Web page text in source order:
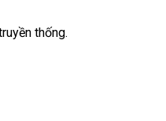
thống.